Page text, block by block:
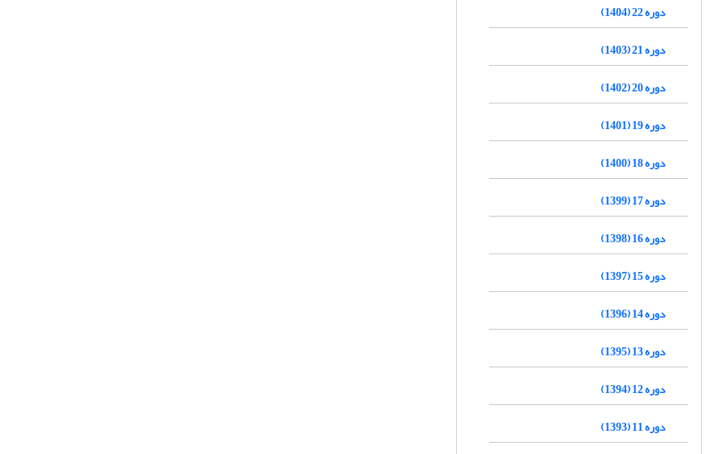
دوره 22 (1404)
دوره 21 (1403)
دوره 20 (1402)
دوره 19 (1401)
دوره 18 (1400)
دوره 17 (1399)
دوره 16 (1398)
دوره 15 (1397)
دوره 14 (1396)
دوره 13 (1395)
دوره 12 (1394)
دوره 11 (1393)